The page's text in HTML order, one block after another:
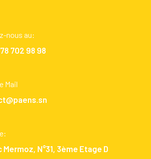
nous au:
702 98 98
Mail
N°31, 3ème Etage D